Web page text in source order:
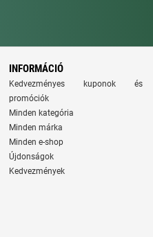
INFORMÁCIÓ
Kedvezményes kuponok és
promóciók
Minden kategória
Minden márka
Minden e-shop
Újdonságok
Kedvezmények